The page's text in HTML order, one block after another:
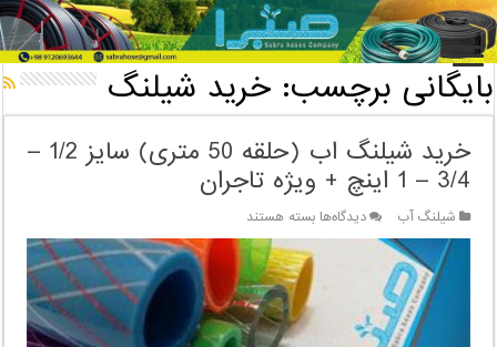
خانه / بایگانی برچسب: خرید شیلنگ
بایگانی برچسب:خرید شیلنگ
خرید شیلنگ اب (حلقه 50 متری) سایز 1/2 –
3/4 – 1 اینچ + ویژه تاجران
شیلنگ آب دیدگاه‌هابرای
خرید
شیلنگ
اب
(حلقه
50
متری)
بسته هستند